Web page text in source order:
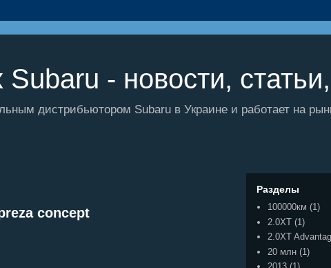
- новости,
дистрибьютором Subaru в Украине и работает на
concept
Разделы
100000км (1)
2.0XT (1)
2.0XT
20 млн (1)